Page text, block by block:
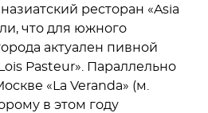
ресторан «Asia
что для южного
актуален пивной
Pasteur». Параллельно
«La Veranda» (м.
в этом году